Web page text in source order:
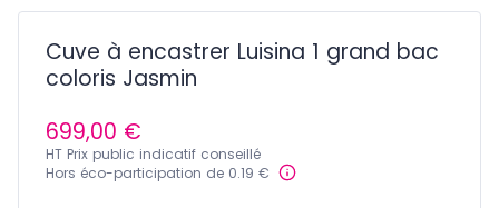
Cuve à encastrer Luisina 1 grand bac
coloris Jasmin
699,00 €
HT Prix public indicatif conseillé
Hors éco-participation de 0.19 €